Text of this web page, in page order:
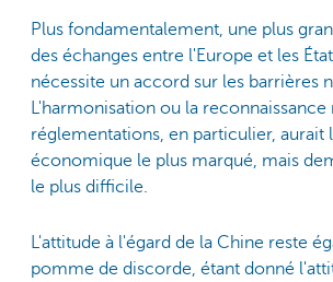
Plus fondamentalement, une plus
des échanges entre l'Europe et les
nécessite un accord sur les barrières
L'harmonisation ou la
réglementations, en particulier, aurait
économique le plus marqué, mais
le plus difficile.
L'attitude à l'égard de la Chine reste
pomme de discorde, étant donné